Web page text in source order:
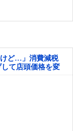
けど…」消費減税
て店頭価格を変